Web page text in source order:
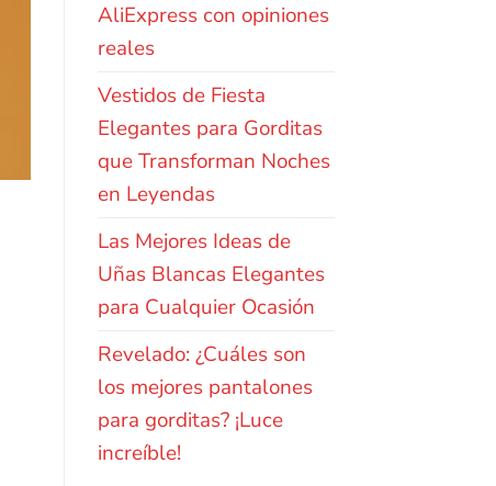
AliExpress con opiniones
reales
Vestidos de Fiesta
Elegantes para Gorditas
que Transforman Noches
en Leyendas
Las Mejores Ideas de
Uñas Blancas Elegantes
para Cualquier Ocasión
Revelado: ¿Cuáles son
los mejores pantalones
para gorditas? ¡Luce
increíble!